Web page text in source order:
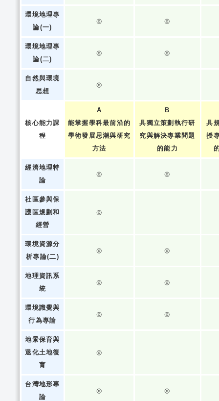
環境地理專
論(一)
◎ ◎
環境地理專
論(二)
◎ ◎
自然與環境
思想
◎
核心能力課
程
A
能掌握學科最前沿的
學術發展思潮與研究
方法
B
具獨立策劃執行研
究與解決專業問題
的能力
具
授
經濟地理特
論
◎ ◎
社區參與保
護區規劃和
經營
◎
環境資源分
析專論(二)
◎ ◎
地理資訊系
統
◎ ◎
環境識覺與
行為專論
◎ ◎
地景保育與
退化土地復
育
◎
台灣地形專
論
◎ ◎